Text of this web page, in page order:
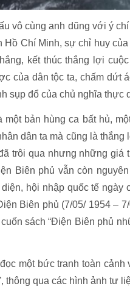
vô cùng anh dũng với ý
Hồ Chí Minh, sự chỉ huy
kết thúc thắng lợi
của dân tộc ta, chấm dứt
sụp đổ của chủ nghĩa thực
bản hùng ca bất hủ,
dân ta mà cũng là thắng
trôi qua nhưng những giá
Biên phủ vẫn còn
hội nhập quốc tế ngày
Biên phủ (7/05/ 1954 –
sách “Điện Biên phủ
một bức tranh toàn
thông qua các hình ảnh tư